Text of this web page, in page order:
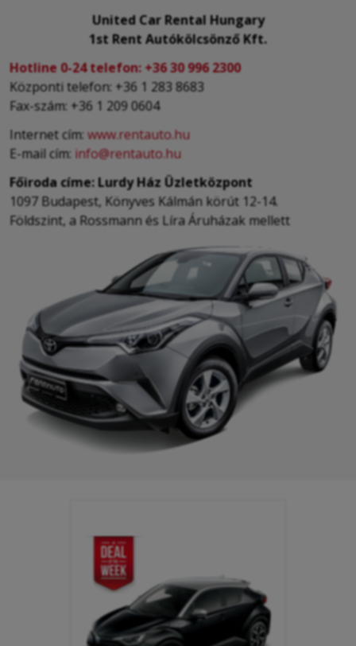
United Car Rental Hungary
1st Rent Autókölcsönző Kft.
Hotline 0-24 telefon: +36 30 996 2300
Központi telefon: +36 1 283 8683
Fax-szám: +36 1 209 0604
Internet cím: www.rentauto.hu
E-mail cím: info@rentauto.hu
Főiroda címe: Lurdy Ház Üzletközpont
1097 Budapest, Könyves Kálmán körút 12-14.
Földszint, a Rossmann és Líra Áruházak mellett